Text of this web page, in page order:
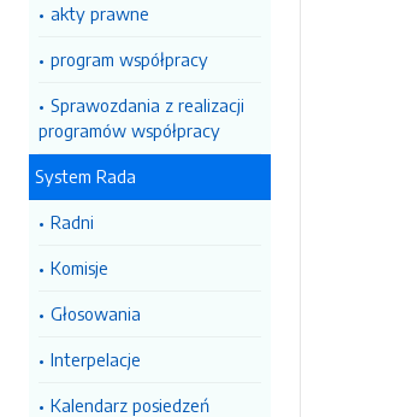
akty prawne
program współpracy
Sprawozdania z realizacji
programów współpracy
System Rada
Radni
Komisje
Głosowania
Interpelacje
Kalendarz posiedzeń